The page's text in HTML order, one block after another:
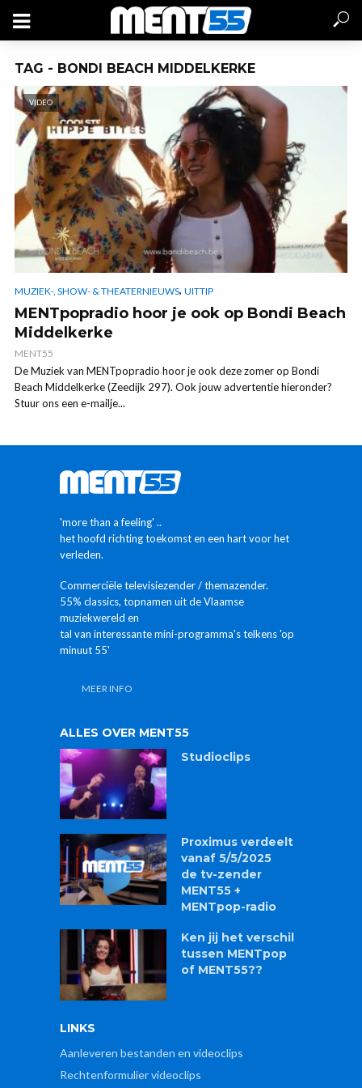
TAG - BONDI BEACH MIDDELKERKE
VIDEO
MUZIEK-, SHOW- & THEATERNIEUWS, UITTIP
MENTpopradio hoor je ook op Bondi Beach
Middelkerke
MENT55
De Muziek van MENTpopradio hoor je ook deze zomer op Bondi
Beach Middelkerke (Zeedijk 297). Ook jouw advertentie hieronder?
Stuur ons een e-mailje...
'more than a feeling' ..
het hoofd richting toekomst en een hart voor het
verleden.
Commerciële televisiezender / themazender.
55% classics, topnamen uit de Vlaamse
muziekwereld en
tal van interessante mini-programma's telkens 'op
minuut 55'
MEER INFO
ALLES OVER MENT55
Studioclips
Proximus verdeelt
vanaf 5/5/2025
de tv-zender
MENT55 +
MENTpop-radio
Ken jij het verschil
tussen MENTpop
of MENT55??
LINKS
Aanleveren bestanden en videoclips
Rechtenformulier videoclips